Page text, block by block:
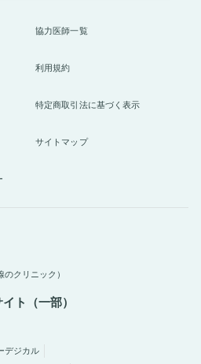
協力医師一覧
利用規約
特定商取引法に基づく表示
サイトマップ
クリニック）
ト（一部）
デジカル